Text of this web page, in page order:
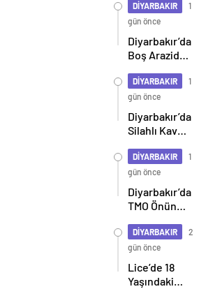
Sonrası
Operasyon:
4 Ruhsatsız
Tabanca Ele
Geçirildi, 2
Kişi
Tutuklandı
DİYARBAKIR
1
gün önce
Diyarbakır’da
Boş Arazide
Gencin
Cansız
Bedeni
Bulundu
DİYARBAKIR
1
gün önce
Diyarbakır’da
Silahlı Kavga
DİYARBAKIR
1
gün önce
Diyarbakır’da
TMO Önünde
“Haftaya
Gel” Cevabı
Tepki Çekti
DİYARBAKIR
2
gün önce
Lice’de 18
Yaşındaki